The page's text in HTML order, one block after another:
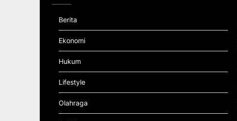
Berita
Ekonomi
Hukum
Lifestyle
Olahraga